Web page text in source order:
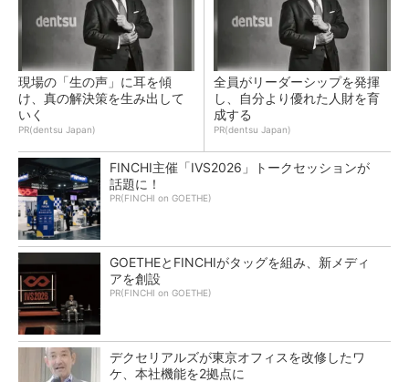
現場の「生の声」に耳を傾
け、真の解決策を生み出して
いく
PR(dentsu Japan)
全員がリーダーシップを発揮
し、自分より優れた人財を育
成する
PR(dentsu Japan)
FINCHI主催「IVS2026」トークセッションが
話題に！
PR(FINCHI on GOETHE)
GOETHEとFINCHIがタッグを組み、新メディ
アを創設
PR(FINCHI on GOETHE)
デクセリアルズが東京オフィスを改修したワ
ケ、本社機能を2拠点に